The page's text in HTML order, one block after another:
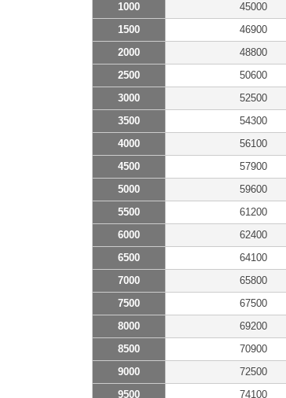
1000
45000
1500
46900
2000
48800
2500
50600
3000
52500
3500
54300
4000
56100
4500
57900
5000
59600
5500
61200
6000
62400
6500
64100
7000
65800
7500
67500
8000
69200
8500
70900
9000
72500
9500
74100